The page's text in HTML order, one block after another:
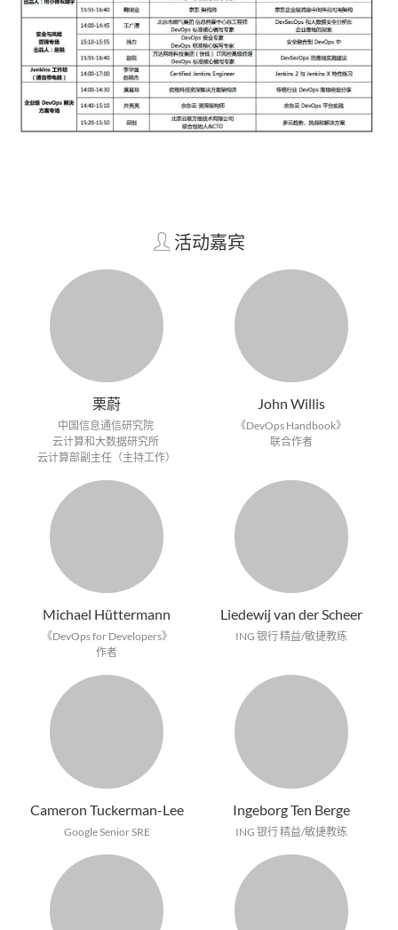
活动嘉宾
栗蔚
中国信息通信研究院
云计算和大数据研究所
云计算部副主任（主持工作）
John Willis
《DevOps Handbook》
联合作者
Michael Hüttermann
《DevOps for Developers》
作者
Liedewij van der Scheer
ING 银行 精益/敏捷教练
Cameron Tuckerman-Lee
Google Senior SRE
Ingeborg Ten Berge
ING 银行 精益/敏捷教练